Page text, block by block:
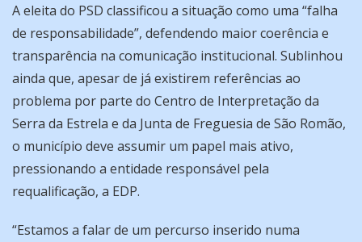
A eleita do PSD classificou a situação como uma “falha
de responsabilidade”, defendendo maior coerência e
transparência na comunicação institucional. Sublinhou
ainda que, apesar de já existirem referências ao
problema por parte do Centro de Interpretação da
Serra da Estrela e da Junta de Freguesia de São Romão,
o município deve assumir um papel mais ativo,
pressionando a entidade responsável pela
requalificação, a EDP.
“Estamos a falar de um percurso inserido numa